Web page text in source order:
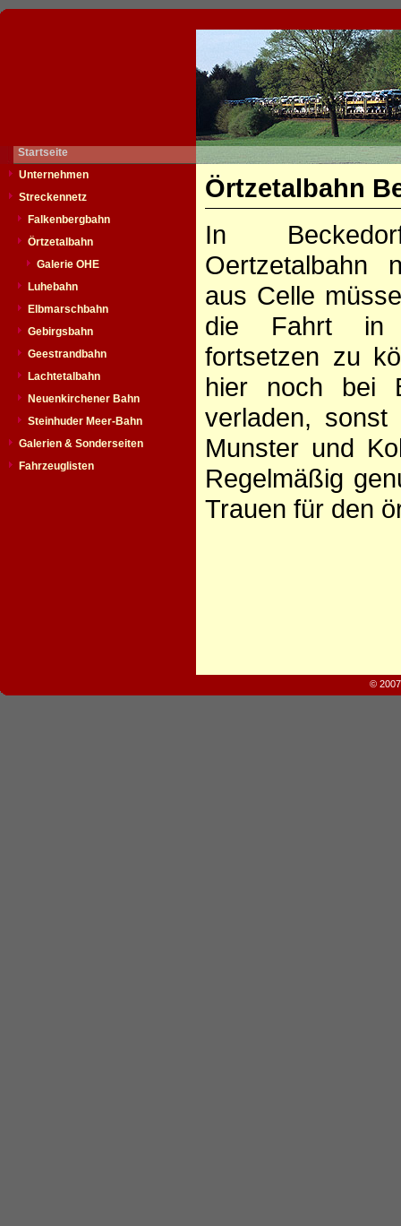
Startseite
Unternehmen
Streckennetz
Falkenbergbahn
Örtzetalbahn
Galerie OHE
Luhebahn
Elbmarschbahn
Gebirgsbahn
Geestrandbahn
Lachtetalbahn
Neuenkirchener Bahn
Steinhuder Meer-Bahn
Galerien & Sonderseiten
Fahrzeuglisten
Örtzetalbahn
In
Oertzetalbahn
aus Celle
die Fahrt in
fortsetzen zu
hier noch bei
verladen,
Munster und
Regelmäßig
Trauen für den
©